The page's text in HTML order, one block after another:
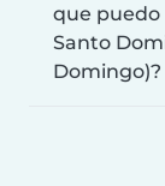
que puedo
Santo
Domingo)?